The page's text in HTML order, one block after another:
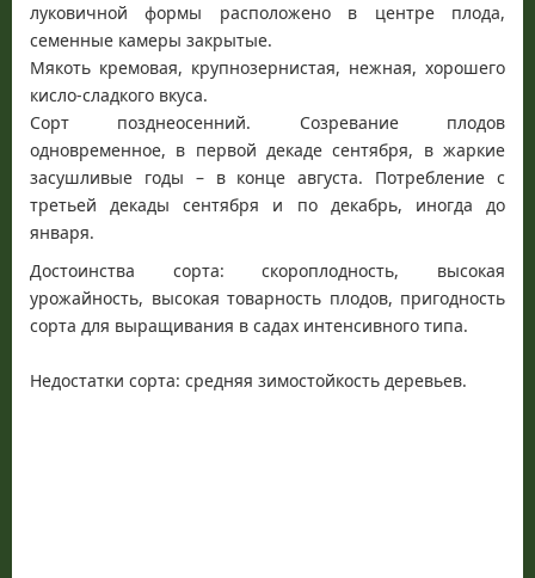
луковичной формы расположено в центре плода,
семенные камеры закрытые.
Мякоть кремовая, крупнозернистая, нежная, хорошего
кисло-сладкого вкуса.
Сорт позднеосенний. Созревание плодов
одновременное, в первой декаде сентября, в жаркие
засушливые годы – в конце августа. Потребление с
третьей декады сентября и по декабрь, иногда до
января.
Достоинства сорта: скороплодность, высокая
урожайность, высокая товарность плодов, пригодность
сорта для выращивания в садах интенсивного типа.
Недостатки сорта: средняя зимостойкость деревьев.